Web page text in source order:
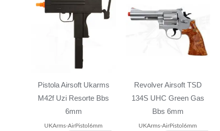
Pistola Airsoft Ukarms
M42f Uzi Resorte Bbs
6mm
UKArms-AirPistol6mm
Revolver Airsoft TSD
134S UHC Green Gas
Bbs 6mm
UKArms-AirPistol6mm